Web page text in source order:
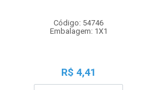
Código: 54746
Embalagem: 1X1
R$ 4,41